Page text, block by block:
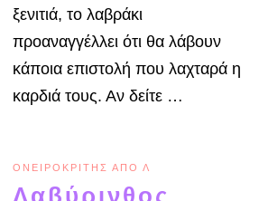
ξενιτιά, το λαβράκι
προαναγγέλλει ότι θα λά­βουν
κάποια επιστολή που λαχταρά η
καρδιά τους. Αν δείτε …
ΟΝΕΙΡΟΚΡΊΤΗΣ ΑΠΌ Λ